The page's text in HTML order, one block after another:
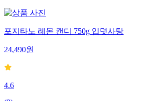
포지타노 레몬 캔디 750g 입덧사탕
24,490원
4.6